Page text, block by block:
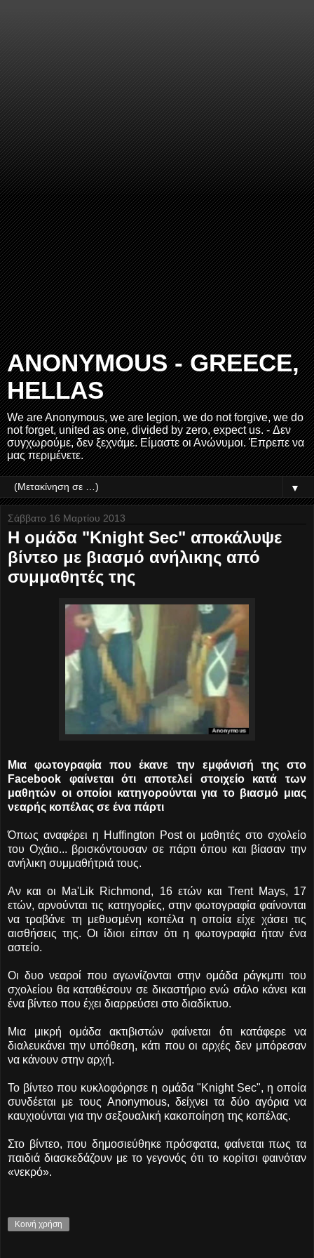
ANONYMOUS - GREECE,
HELLAS
We are Anonymous, we are legion, we do not forgive, we do
not forget, united as one, divided by zero, expect us. - Δεν
συγχωρούμε, δεν ξεχνάμε. Είμαστε οι Ανώνυμοι. Έπρεπε να
μας περιμένετε.
▼
Σάββατο 16 Μαρτίου 2013
Η ομάδα "Knight Sec" αποκάλυψε
βίντεο με βιασμό ανήλικης από
συμμαθητές της
Μια φωτογραφία που έκανε την εμφάνισή της στο
Facebook φαίνεται ότι αποτελεί στοιχείο κατά των
μαθητών οι οποίοι κατηγορούνται για το βιασμό μιας
νεαρής κοπέλας σε ένα πάρτι
Όπως αναφέρει η Huffington Post οι μαθητές στο σχολείο
του Οχάιο... βρισκόντουσαν σε πάρτι όπου και βίασαν την
ανήλικη συμμαθήτριά τους.
Αν και οι Ma'Lik Richmond, 16 ετών και Trent Mays, 17
ετών, αρνούνται τις κατηγορίες, στην φωτογραφία φαίνονται
να τραβάνε τη μεθυσμένη κοπέλα η οποία είχε χάσει τις
αισθήσεις της. Οι ίδιοι είπαν ότι η φωτογραφία ήταν ένα
αστείο.
Οι δυο νεαροί που αγωνίζονται στην ομάδα ράγκμπι του
σχολείου θα καταθέσουν σε δικαστήριο ενώ σάλο κάνει και
ένα βίντεο που έχει διαρρεύσει στο διαδίκτυο.
Μια μικρή ομάδα ακτιβιστών φαίνεται ότι κατάφερε να
διαλευκάνει την υπόθεση, κάτι που οι αρχές δεν μπόρεσαν
να κάνουν στην αρχή.
Το βίντεο που κυκλοφόρησε η ομάδα "Knight Sec", η οποία
συνδέεται με τους Anonymous, δείχνει τα δύο αγόρια να
καυχιούνται για την σεξουαλική κακοποίηση της κοπέλας.
Στο βίντεο, που δημοσιεύθηκε πρόσφατα, φαίνεται πως τα
παιδιά διασκεδάζουν με το γεγονός ότι το κορίτσι φαινόταν
«νεκρό».
Κοινή χρήση